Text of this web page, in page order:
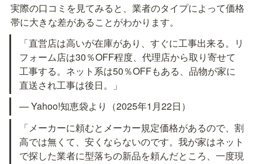
実際の口コミを見てみると、業者のタイプによって価格
帯に大きな差があることがわかります。
「直営店は高いが在庫があり、すぐに工事出来る。リ
フォーム店は30％OFF程度、代理店から取り寄せて
工事する。ネット系は50％OFFもある、品物が家に
直送され工事は後日。」
— Yahoo!知恵袋より（2025年1月22日）
「メーカーに頼むとメーカー規定価格があるので、割
高では無くて、安くならないのです。我が家はネット
で探した業者に型落ちの新品を頼んだところ、一度現